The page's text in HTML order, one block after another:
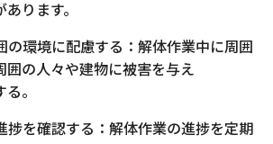
ります。
環境に配慮する：解体作業中に周囲
囲の人々や建物に被害を与え
。
を確認する：解体作業の進捗を定期